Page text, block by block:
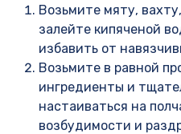
Возьмите мяту,
залейте кипяченой
избавить от
Возьмите в равной
ингредиенты и
настаиваться на
возбудимости и